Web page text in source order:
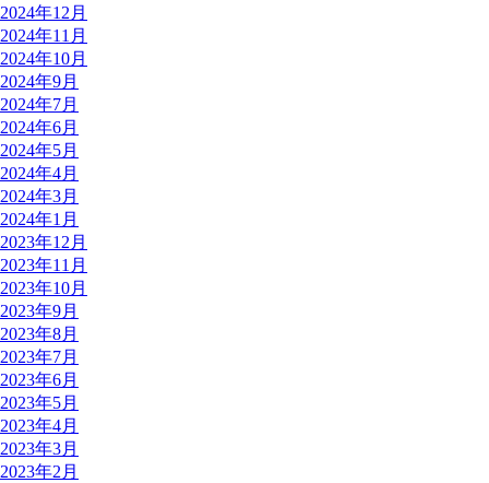
2024年12月
2024年11月
2024年10月
2024年9月
2024年7月
2024年6月
2024年5月
2024年4月
2024年3月
2024年1月
2023年12月
2023年11月
2023年10月
2023年9月
2023年8月
2023年7月
2023年6月
2023年5月
2023年4月
2023年3月
2023年2月